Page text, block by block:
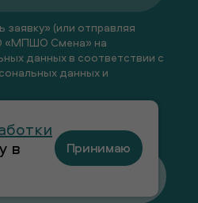
(или отправляя
«МПШО Смена» на
данных в соответствии с
данных и
в
Принимаю